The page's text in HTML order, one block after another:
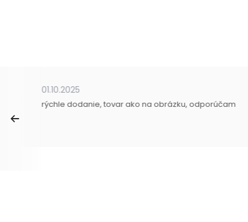
01.10.2025
rýchle dodanie, tovar ako na obrázku, odporúčam